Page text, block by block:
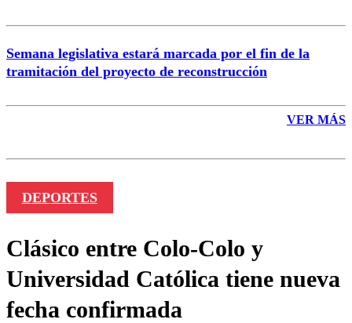
Semana legislativa estará marcada por el fin de la
tramitación del proyecto de reconstrucción
VER MÁS
DEPORTES
Clásico entre Colo-Colo y
Universidad Católica tiene nueva
fecha confirmada